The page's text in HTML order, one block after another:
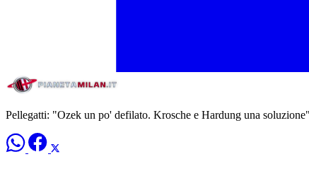
Pellegatti: "Ozek un po' defilato. Krosche e Hardung una soluzione"